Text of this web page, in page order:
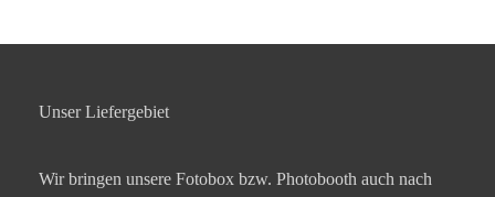
Unser Liefergebiet
Wir bringen unsere Fotobox bzw. Photobooth auch nach